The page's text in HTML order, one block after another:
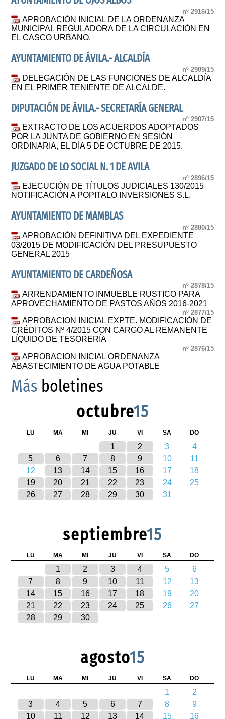
nº 2916/15
APROBACIÓN INICIAL DE LA ORDENANZA
MUNICIPAL REGULADORA DE LA CIRCULACIÓN EN
EL CASCO URBANO.
AYUNTAMIENTO DE ÁVILA.- ALCALDÍA
nº 2909/15
DELEGACIÓN DE LAS FUNCIONES DE ALCALDÍA
EN EL PRIMER TENIENTE DE ALCALDE.
DIPUTACIÓN DE ÁVILA.- SECRETARÍA GENERAL
nº 2907/15
EXTRACTO DE LOS ACUERDOS ADOPTADOS
POR LA JUNTA DE GOBIERNO EN SESIÓN
ORDINARIA, EL DÍA 5 DE OCTUBRE DE 2015.
JUZGADO DE LO SOCIAL N. 1 DE AVILA
nº 2896/15
EJECUCIÓN DE TÍTULOS JUDICIALES 130/2015
NOTIFICACIÓN A POPITALO INVERSIONES S.L.
AYUNTAMIENTO DE MAMBLAS
nº 2880/15
APROBACIÓN DEFINITIVA DEL EXPEDIENTE
03/2015 DE MODIFICACIÓN DEL PRESUPUESTO
GENERAL 2015
AYUNTAMIENTO DE CARDEÑOSA
nº 2878/15
ARRENDAMIENTO INMUEBLE RUSTICO PARA
APROVECHAMIENTO DE PASTOS AÑOS 2016-2021
nº 2877/15
APROBACION INICIAL EXPTE. MODIFICACIÓN DE
CRÉDITOS Nº 4/2015 CON CARGO AL REMANENTE
LÍQUIDO DE TESORERÍA
nº 2876/15
APROBACION INICIAL ORDENANZA
ABASTECIMIENTO DE AGUA POTABLE
Más boletines
octubre15
LU MA MI JU VI SA DO
1 2 3
4
5
6 7 8 9 10
11
12
13 14 15 16 17
18
19
20 21 22 23 24
25
26
27 28 29 30 31
septiembre15
LU MA MI JU VI SA DO
1 2 3 4 5
6
7
8 9 10 11 12
13
14
15 16 17 18 19
20
21
22 23 24 25 26
27
28
29 30
agosto15
LU MA MI JU VI SA DO
1
2
3
4 5 6 7 8
9
10
11 12 13 14 15
16